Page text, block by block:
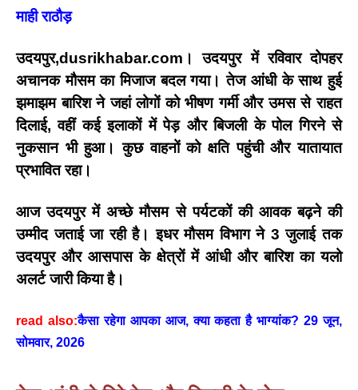
माही राठौड़
उदयपुर,dusrikhabar.com।
उदयपुर में रविवार दोपहर
अचानक मौसम का मिजाज बदल गया। तेज आंधी के साथ हुई
झमाझम बारिश ने जहां लोगों को भीषण गर्मी और उमस से राहत
दिलाई, वहीं कई इलाकों में पेड़ और बिजली के पोल गिरने से
नुकसान भी हुआ। कुछ वाहनों को क्षति पहुंची और यातायात
प्रभावित रहा।
आज उदयपुर में अच्छे मौसम से पर्यटकों की आवक बढ़ने की
उम्मीद जताई जा रही है। इधर मौसम विभाग ने 3 जुलाई तक
उदयपुर और आसपास के क्षेत्रों में आंधी और बारिश का यलो
अलर्टजारी किया है।
read also:कैसा रहेगा आपका आज, क्या कहता है भाग्यांक? 29 जून,
सोमवार, 2026